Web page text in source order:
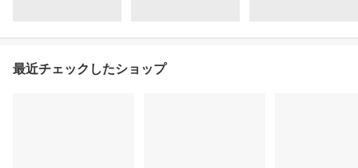
最近チェックしたショップ